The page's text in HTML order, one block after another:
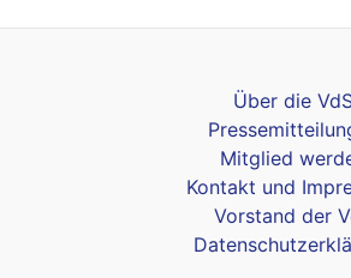
Über die
Mitglied
Kontakt und
Vorstand der